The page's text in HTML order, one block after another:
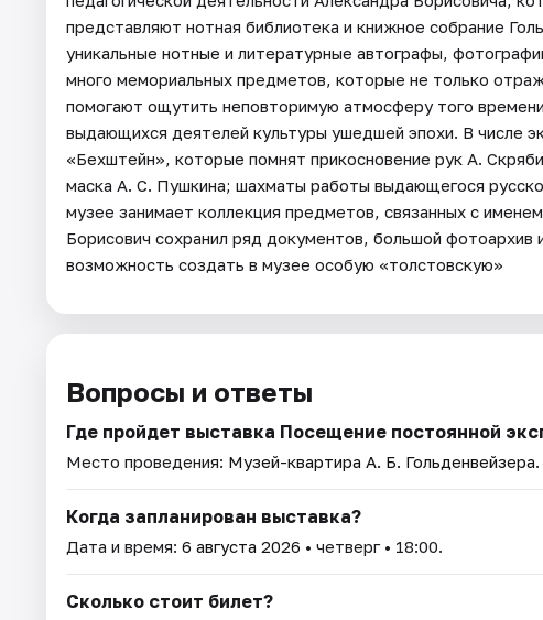
представляют нотная библиотека и книжное собрание
уникальные нотные и литературные автографы,
много мемориальных предметов, которые не только
помогают ощутить неповторимую атмосферу того
выдающихся деятелей культуры ушедшей эпохи. В числе
«Бехштейн», которые помнят прикосновение рук А.
маска А. С. Пушкина; шахматы работы выдающегося
музее занимает коллекция предметов, связанных с
Борисович сохранил ряд документов, большой
возможность создать в музее особую «толстовскую»
Вопросы и ответы
Где пройдет выставка Посещение постоянной
Место проведения: Музей-квартира А. Б. Гольденвейзера
Когда запланирован выставка?
Дата и время: 6 августа 2026 • четверг • 18:00.
Сколько стоит билет?